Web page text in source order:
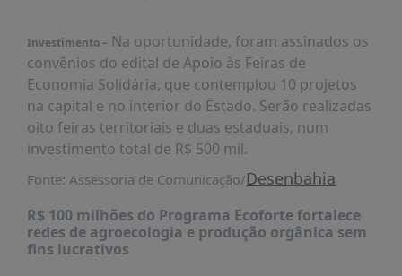
ABDE-
PRÊMIO
ABDE
JORNALISMO
+
CONTATO
Investimento –Na oportunidade, foram assinados os
convênios do edital de Apoio às Feiras de
Economia Solidária, que contemplou 10 projetos
na capital e no interior do Estado. Serão realizadas
oito feiras territoriais e duas estaduais, num
investimento total de R$ 500 mil.
Fonte: Assessoria de Comunicação/Desenbahia
R$ 100 milhões do Programa Ecoforte fortalece
redes de agroecologia e produção orgânica sem
fins lucrativos